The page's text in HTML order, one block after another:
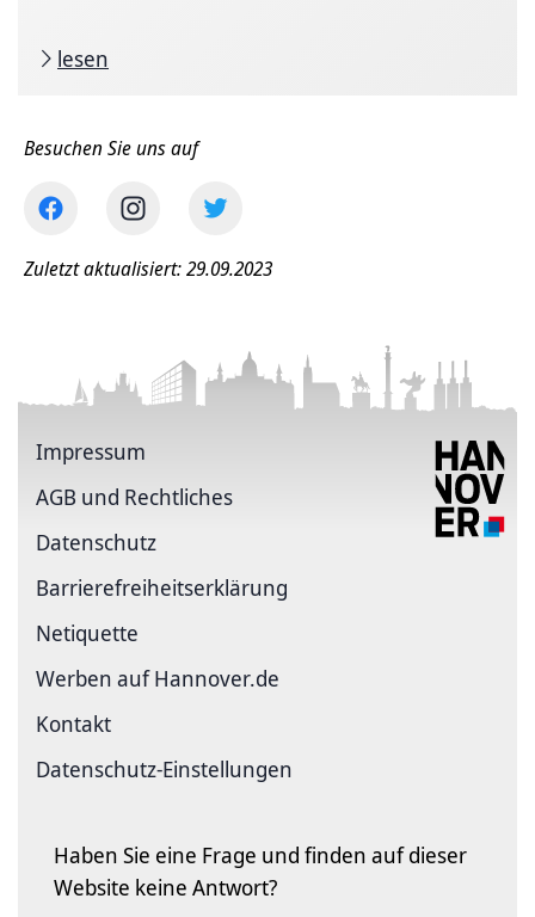
lesen
Besuchen Sie uns auf
Zuletzt aktualisiert: 29.09.2023
Impressum
AGB und Rechtliches
Datenschutz
Barriere­freiheits­erklärung
Netiquette
Werben auf Hannover.de
Kontakt
Datenschutz-Einstellungen
Haben Sie eine Frage und finden auf dieser
Website keine Antwort?